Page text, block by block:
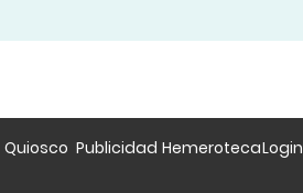
Quiosco Publicidad HemerotecaLogin